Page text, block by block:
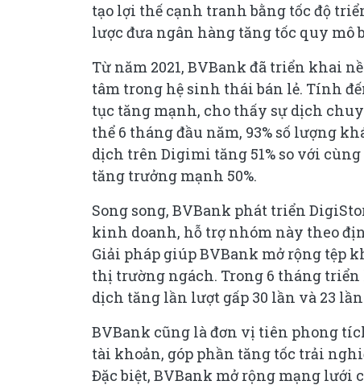
tạo lợi thế cạnh tranh bằng tốc độ
lược đưa ngân hàng tăng tốc quy mô
Từ năm 2021, BVBank đã triển khai
tâm trong hệ sinh thái bán lẻ. Tính
tục tăng mạnh, cho thấy sự dịch
thể 6 tháng đầu năm, 93% số lượng
dịch trên Digimi tăng 51% so với
tăng trưởng mạnh 50%.
Song song, BVBank phát triển
kinh doanh, hỗ trợ nhóm này theo
Giải pháp giúp BVBank mở rộng tệp
thị trường ngách. Trong 6 tháng
dịch tăng lần lượt gấp 30 lần và 23
BVBank cũng là đơn vị tiên phong
tài khoản, góp phần tăng tốc trải
Đặc biệt, BVBank mở rộng mạng